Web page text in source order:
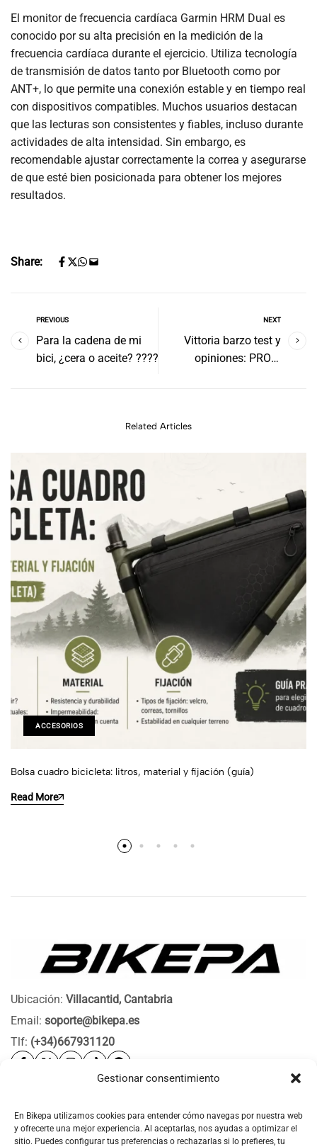
Gestionar consentimiento
En Bikepa utilizamos cookies para entender cómo navegas por nuestra web
y ofrecerte una mejor experiencia. Al aceptarlas, nos ayudas a optimizar el
sitio. Puedes configurar tus preferencias o rechazarlas si lo prefieres, tu
El monitor de frecuencia cardíaca Garmin HRM Dual es
conocido por su alta precisión en la medición de la
frecuencia cardíaca durante el ejercicio. Utiliza tecnología
de transmisión de datos tanto por Bluetooth como por
ANT+, lo que permite una conexión estable y en tiempo real
con dispositivos compatibles. Muchos usuarios destacan
que las lecturas son consistentes y fiables, incluso durante
actividades de alta intensidad. Sin embargo, es
recomendable ajustar correctamente la correa y asegurarse
de que esté bien posicionada para obtener los mejores
resultados.
Share:
PREVIOUS
Para la cadena de mi
bici, ¿cera o aceite? ????
NEXT
Vittoria barzo test y
opiniones: PRO Y
Related Articles
ACCESORIOS
Bolsa cuadro bicicleta: litros, material y fijación (guía)
Read More
Ubicación: Villacantid, Cantabria
Email: soporte@bikepa.es
Tlf: (+34)667931120
Bikepa
Newsletter Bikepa